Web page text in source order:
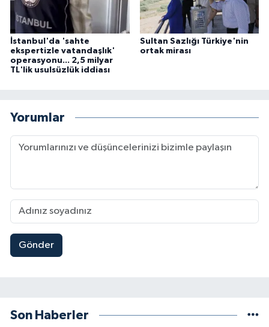
İstanbul'da 'sahte
ekspertizle vatandaşlık'
operasyonu... 2,5 milyar
TL'lik usulsüzlük iddiası
Sultan Sazlığı Türkiye'nin
ortak mirası
Yorumlar
Gönder
Son Haberler